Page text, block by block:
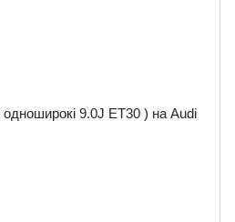
9.0J ET30 ) на Audi